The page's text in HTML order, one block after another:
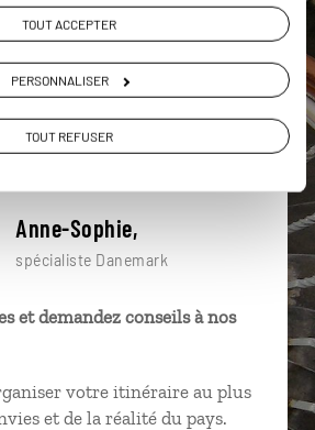
TOUT ACCEPTER
PERSONNALISER
TOUT REFUSER
Den Gamle By
Borgholm Copenhague
Anne-Sophie,
spécialiste Danemark
et demandez conseils à nos
votre itinéraire au plus
et de la réalité du pays.